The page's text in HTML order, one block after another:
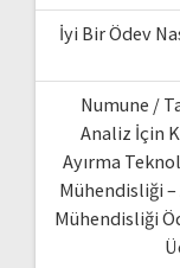
İyi Bir Ödev
Numune /
Analiz İçin
Ayırma
Mühendisliği
Mühendisliği